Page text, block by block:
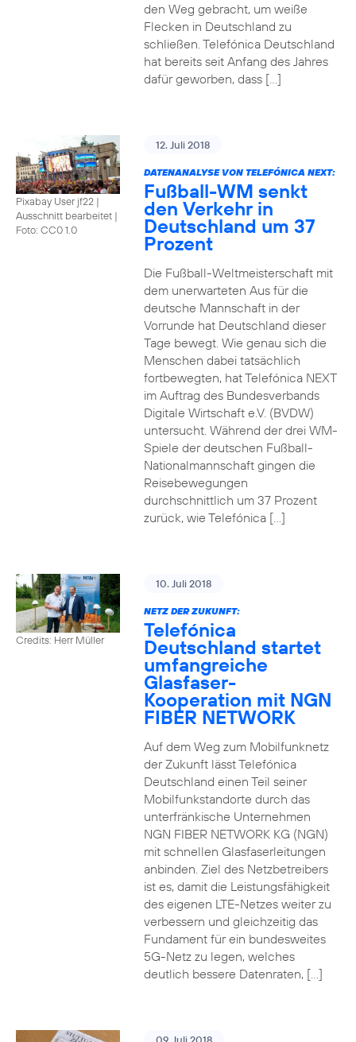
den Weg gebracht, um weiße
Flecken in Deutschland zu
schließen. Telefónica Deutschland
hat bereits seit Anfang des Jahres
dafür geworben, dass […]
Pixabay User jf22 |
Ausschnitt bearbeitet |
Foto: CC0 1.0
12. Juli 2018
DATENANALYSE VON TELEFÓNICA NEXT:
Fußball-WM senkt
den Verkehr in
Deutschland um 37
Prozent
Die Fußball-Weltmeisterschaft mit
dem unerwarteten Aus für die
deutsche Mannschaft in der
Vorrunde hat Deutschland dieser
Tage bewegt. Wie genau sich die
Menschen dabei tatsächlich
fortbewegten, hat Telefónica NEXT
im Auftrag des Bundesverbands
Digitale Wirtschaft e.V. (BVDW)
untersucht. Während der drei WM-
Spiele der deutschen Fußball-
Nationalmannschaft gingen die
Reisebewegungen
durchschnittlich um 37 Prozent
zurück, wie Telefónica […]
Credits: Herr Müller
10. Juli 2018
NETZ DER ZUKUNFT:
Telefónica
Deutschland startet
umfangreiche
Glasfaser-
Kooperation mit NGN
FIBER NETWORK
Auf dem Weg zum Mobilfunknetz
der Zukunft lässt Telefónica
Deutschland einen Teil seiner
Mobilfunkstandorte durch das
unterfränkische Unternehmen
NGN FIBER NETWORK KG (NGN)
mit schnellen Glasfaserleitungen
anbinden. Ziel des Netzbetreibers
ist es, damit die Leistungsfähigkeit
des eigenen LTE-Netzes weiter zu
verbessern und gleichzeitig das
Fundament für ein bundesweites
5G-Netz zu legen, welches
deutlich bessere Datenraten, […]